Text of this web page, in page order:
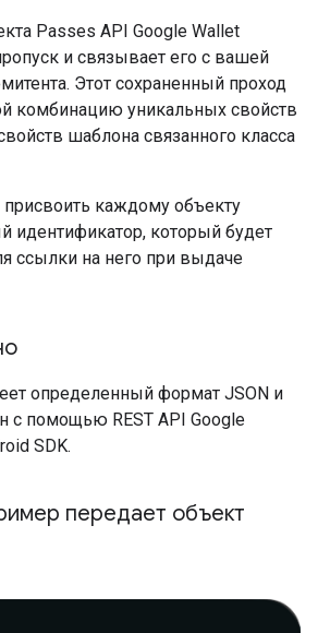
Passes API Google Wallet
и связывает его с вашей
Этот сохраненный проход
комбинацию уникальных свойств
шаблона связанного класса
каждому объекту
идентификатор, который будет
ссылки на него при выдаче
определенный формат JSON и
с помощью REST API Google
SDK.
передает объект